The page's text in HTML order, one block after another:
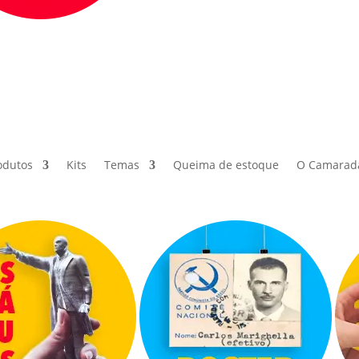
Kits Temas Queima de estoque O